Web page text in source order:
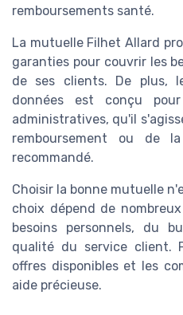
remboursements santé.
La mutuelle Filhet Allard
garanties pour couvrir les
de ses clients. De plus,
données est conçu
administratives, qu'il
remboursement ou de
recommandé.
Choisir la bonne mutuelle
choix dépend de
besoins personnels, du
qualité du service client.
offres disponibles et les
aide précieuse.